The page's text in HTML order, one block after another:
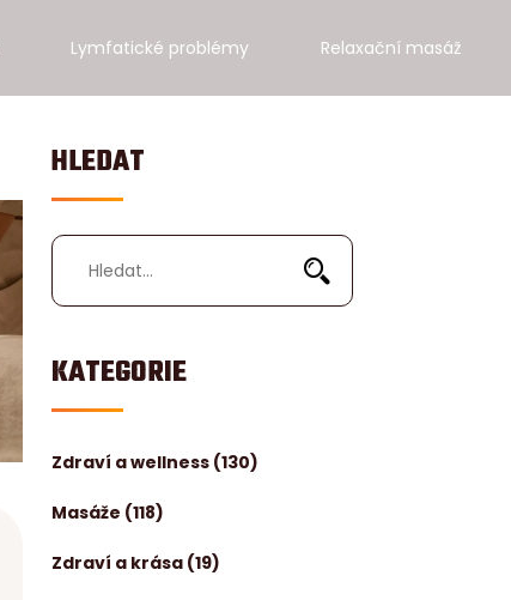
Lymfatické problémy Relaxační masáž
HLEDAT
KATEGORIE
Zdraví a wellness (130)
Masáže (118)
Zdraví a krása (19)